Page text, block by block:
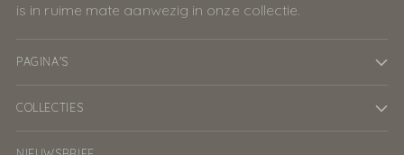
is in ruime mate aanwezig in onze collectie.
PAGINA'S
COLLECTIES